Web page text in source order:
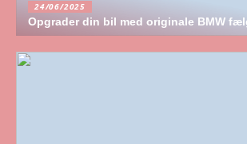
24/06/2025
Opgrader din bil med originale BMW